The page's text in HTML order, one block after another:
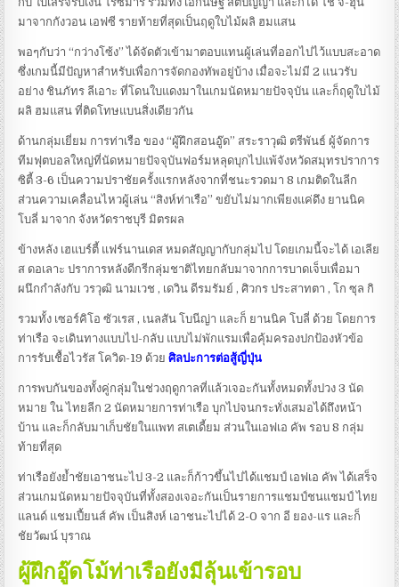
มาจากกังวอน เอฟซี รายท้ายที่สุดเป็นฤดูใบไม้ผลิ ฮมแสน
พอๆกับว่า “กว่างโซ้ง” ได้จัดตัวเข้ามาตอบแทนผู้เล่นที่ออกไปไว้แบบสะอาด
ซึ่งเกมนี้มีปัญหาสำหรับเพื่อการจัดกองทัพอยู่บ้าง เมื่อจะไม่มี 2 แนวรับ
อย่าง ชินภัทร ลีเอาะ ที่โดนใบแดงมาในเกมนัดหมายปัจจุบัน และก็ฤดูใบไม้
ผลิ ฮมแสน ที่ติดโทษแบนสิ่งเดียวกัน
ด้านกลุ่มเยี่ยม การท่าเรือ ของ “ผู้ฝึกสอนอู๊ด” สระราวุฒิ ตรีพันธ์ ผู้จัดการ
ทีมฟุตบอลใหญ่ที่นัดหมายปัจจุบันฟอร์มหลุดบุกไปแพ้จังหวัดสมุทรปราการ
ซิตี้ 3-6 เป็นความปราชัยครั้งแรกหลังจากที่ชนะรวดมา 8 เกมติดในลีก
ส่วนความเคลื่อนไหวผู้เล่น “สิงห์ท่าเรือ” ขยับไม่มากเพียงแค่ดึง ยานนิค
โบลี่ มาจาก จังหวัดราชบุรี มิตรผล
ข้างหลัง เฮแบร์ตี้ แฟร์นานเดส หมดสัญญากับกลุ่มไป โดยเกมนี้จะได้ เอเลีย
ส ดอเลาะ ปราการหลังดีกรีกลุ่มชาติไทยกลับมาจากการบาดเจ็บเพื่อมา
ผนึกกำลังกับ วรวุฒิ นามเวช , เดวิน ดีรมรัมย์ , ศิวกร ประสาทตา , โก ซุล กิ
รวมทั้ง เซอร์คิโอ ซัวเรส , เนลสัน โบนีญ่า และก็ ยานนิค โบลี่ ด้วย โดยการ
ท่าเรือ จะเดินทางแบบไป-กลับ แบบไม่พักแรมเพื่อคุ้มครองปกป้องหัวข้อ
การรับเชื้อไวรัส โควิด-19 ด้วยศิลปะการต่อสู้ญี่ปุ่น
การพบกันของทั้งคู่กลุ่มในช่วงฤดูกาลที่แล้วเจอะกันทั้งหมดทั้งปวง 3 นัด
หมาย ใน ไทยลีก 2 นัดหมายการท่าเรือ บุกไปจนกระทั่งเสมอได้ถึงหน้า
บ้าน และก็กลับมาเก็บชัยในแพท สเตเดี้ยม ส่วนในเอฟเอ คัพ รอบ 8 กลุ่ม
ท้ายที่สุด
ท่าเรือยังย้ำชัยเอาชนะไป 3-2 และก็ก้าวขึ้นไปได้แชมป์ เอฟเอ คัพ ได้เสร็จ
ส่วนเกมนัดหมายปัจจุบันที่ทั้งสองเจอะกันเป็นรายการแชมป์ชนแชมป์ ไทย
แลนด์ แชมเปี้ยนส์ คัพ เป็นสิงห์ เอาชนะไปได้ 2-0 จาก อี ยอง-แร และก็
ชัยวัฒน์ บุราณ
ผู้ฝึกอู๊ดโม้ท่าเรือยังมีลุ้นเข้ารอบ